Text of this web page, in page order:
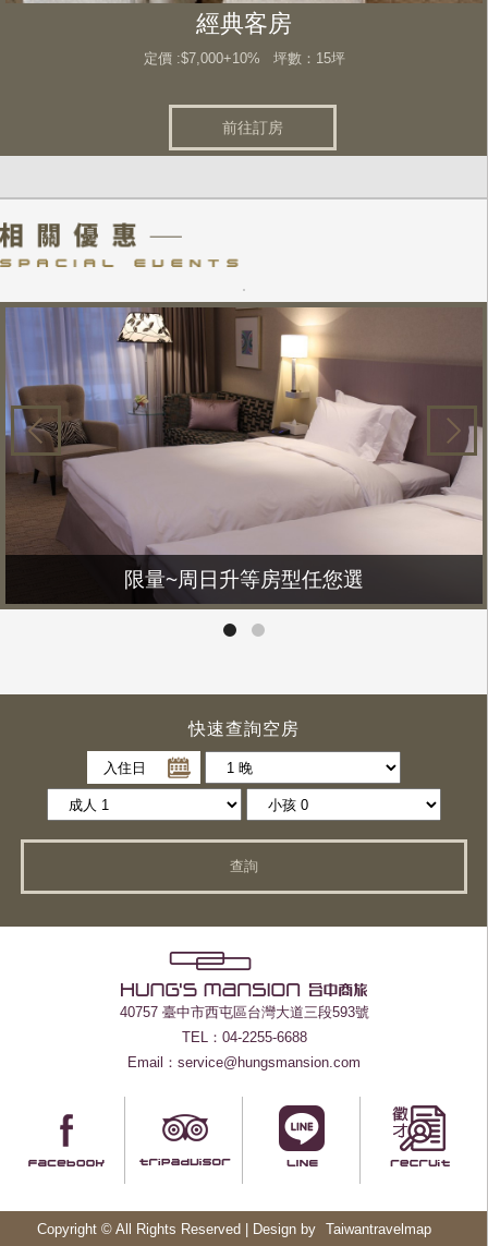
坪數：15坪
量~周日升等房型任您選
快速查詢空房
入住日
查詢
40757 臺中市西屯區台灣大道三段593號
TEL：04-2255-6688
Email：service@hungsmansion.com
Copyright © All Rights Reserved | Design by Taiwantravelmap